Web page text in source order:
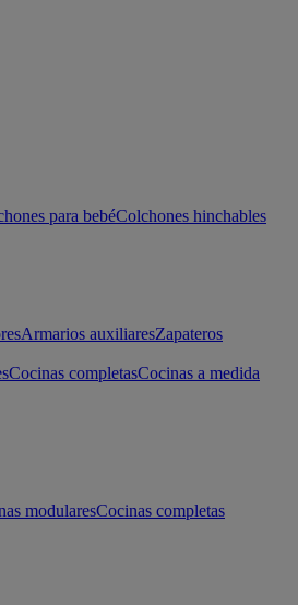
para bebéColchones hinchables
Armarios auxiliaresZapateros
Cocinas completasCocinas a medida
modularesCocinas completas